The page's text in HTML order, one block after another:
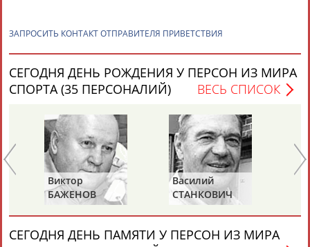
ЗАПРОСИТЬ КОНТАКТ ОТПРАВИТЕЛЯ ПРИВЕТСТВИЯ
СЕГОДНЯ ДЕНЬ РОЖДЕНИЯ У ПЕРСОН ИЗ МИРА
СПОРТА (35 ПЕРСОНАЛИЙ)
ВЕСЬ СПИСОК
Виктор
БАЖЕНОВ
Василий
СТАНКОВИЧ
СЕГОДНЯ ДЕНЬ ПАМЯТИ У ПЕРСОН ИЗ МИРА